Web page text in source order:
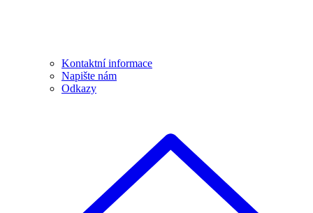
Kontaktní informace
Napište nám
Odkazy